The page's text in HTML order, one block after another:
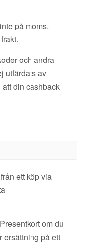
på moms,
och andra
utfärdats av
din cashback
ett köp via
om du
ersättning på ett